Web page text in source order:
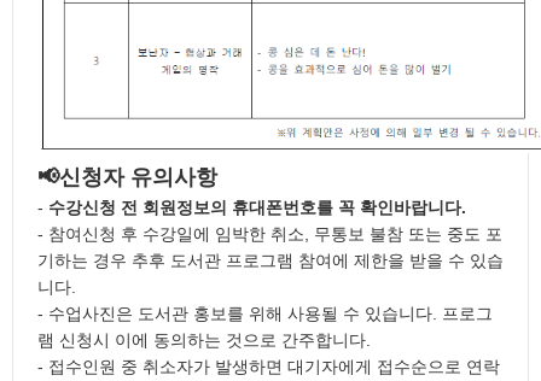
📢신청자 유의사항
- 수강신청 전 회원정보의 휴대폰번호를 꼭 확인바랍니다.
- 참여신청 후 수강일에 임박한 취소, 무통보 불참 또는 중도 포
기하는 경우 추후 도서관 프로그램 참여에 제한을 받을 수 있습
니다.
- 수업사진은 도서관 홍보를 위해 사용될 수 있습니다. 프로그
램 신청시 이에 동의하는 것으로 간주합니다.
- 접수인원 중 취소자가 발생하면 대기자에게 접수순으로 연락